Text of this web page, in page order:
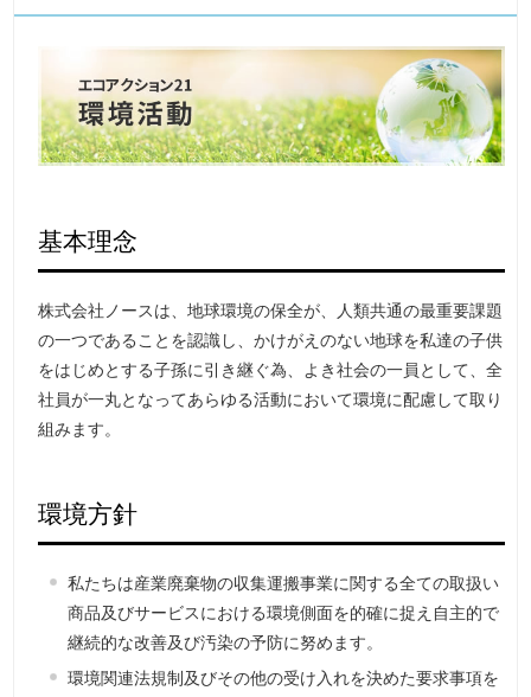
基本理念
株式会社ノースは、地球環境の保全が、人類共通の最重要課題
の一つであることを認識し、かけがえのない地球を私達の子供
をはじめとする子孫に引き継ぐ為、よき社会の一員として、全
社員が一丸となってあらゆる活動において環境に配慮して取り
組みます。
環境方針
私たちは産業廃棄物の収集運搬事業に関する全ての取扱い
商品及びサービスにおける環境側面を的確に捉え自主的で
継続的な改善及び汚染の予防に努めます。
環境関連法規制及びその他の受け入れを決めた要求事項を